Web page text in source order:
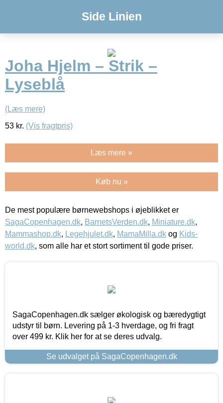
Side Linien
Joha Hjelm – Strik –
Lyseblå
(Læs mere)
53 kr. (Vis fragtpris)
Læs mere »
Køb nu »
De mest populære børnewebshops i øjeblikket er
SagaCopenhagen.dk, BarnetsVerden.dk, Miniature.dk,
Mammashop.dk, Legehjulet.dk, MamaMilla.dk og Kids-
world.dk, som alle har et stort sortiment til gode priser.
SagaCopenhagen.dk sælger økologisk og bæredygtigt
udstyr til børn. Levering på 1-3 hverdage, og fri fragt
over 499 kr. Klik her for at se deres udvalg.
Se udvalget på SagaCopenhagen.dk